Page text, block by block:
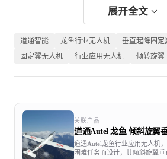
智能作业 安全高效
件结合，高度智能化，应对复杂作
展开全文
道通智能 龙鱼行业无人机 垂直起降固定
固定翼无人机
行业应用无人机 倾转旋翼
关联产品
道通Autel 龙鱼 倾斜旋翼
道通Autel龙鱼行业应用无人机
困难任务而设计，其倾斜旋翼垂